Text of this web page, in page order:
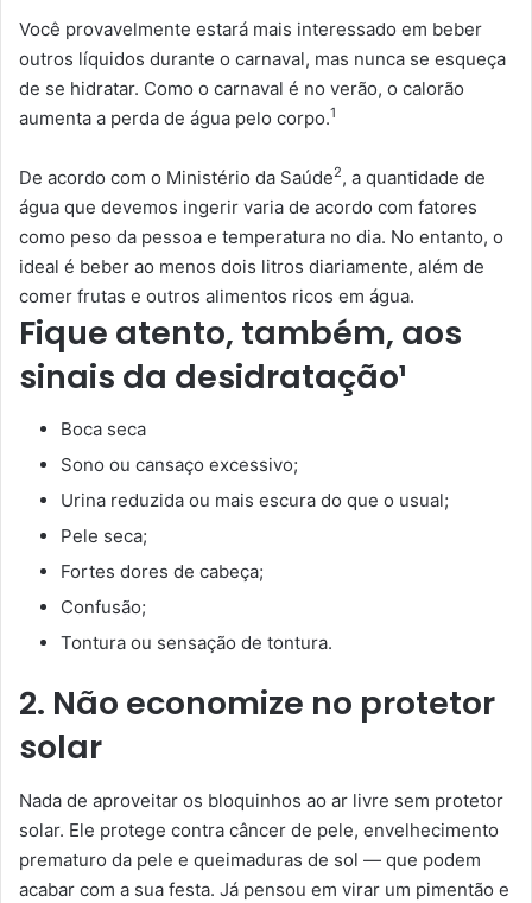
Você provavelmente estará mais interessado em beber
outros líquidos durante o carnaval, mas nunca se esqueça
de se hidratar. Como o carnaval é no verão, o calorão
aumenta a perda de água pelo corpo.1
De acordo com o Ministério da Saúde2, a quantidade de
água que devemos ingerir varia de acordo com fatores
como peso da pessoa e temperatura no dia. No entanto, o
ideal é beber ao menos dois litros diariamente, além de
comer frutas e outros alimentos ricos em água.
Fique atento, também, aos
sinais da desidratação¹
Boca seca
Sono ou cansaço excessivo;
Urina reduzida ou mais escura do que o usual;
Pele seca;
Fortes dores de cabeça;
Confusão;
Tontura ou sensação de tontura.
2. Não economize no protetor
solar
Nada de aproveitar os bloquinhos ao ar livre sem protetor
solar. Ele protege contra câncer de pele, envelhecimento
prematuro da pele e queimaduras de sol — que podem
acabar com a sua festa. Já pensou em virar um pimentão e